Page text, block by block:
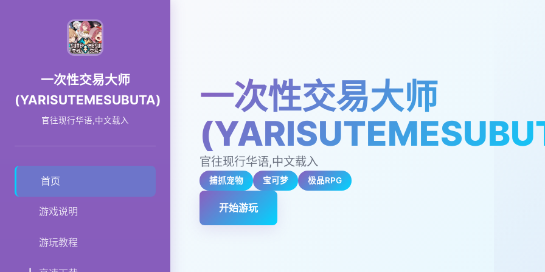
一次性交易大师
(YARISUTEMESUBUTA)
官往现行华语,中文载入
首页
游戏说明
游玩教程
一次性交易大师
官往现行华语,中文载入
捕抓宠物 宝可梦 极品RPG
开始游玩